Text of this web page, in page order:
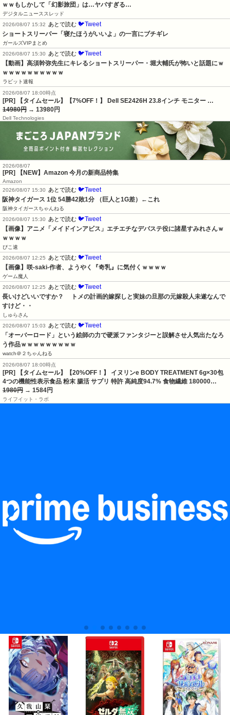
ｗｗもしかして「幻影旅団」は…ヤバすぎる…
デジタルニューススレッド
2026/08/07 15:32
あとで読む 🐦Tweet
ショートスリーパー「寝たほうがいいよ」の一言にブチギレ
ガールズVIPまとめ
2026/08/07 15:30
あとで読む 🐦Tweet
【動画】高須幹弥先生にキレるショートスリーパー・堀大輔氏が怖いと話題にｗ
ｗｗｗｗｗｗｗｗｗｗ
ラビット速報
2026/08/07 18:00時点
[PR] 【タイムセール】【7%OFF！】 Dell SE2426H 23.8インチ モニター …
14980円 → 13980円
Dell Technologies
2026/08/07
[PR] 【NEW】Amazon 今月の新商品特集
Amazon
2026/08/07 15:30
あとで読む 🐦Tweet
阪神タイガース 1位 54勝42敗1分 （巨人と1G差）←これ
阪神タイガースちゃんねる
2026/08/07 15:30
あとで読む 🐦Tweet
【画像】アニメ「メイドインアビス」エチエチなデバステ役に諸星すみれさんｗ
ｗｗｗｗ
ぴこ速
2026/08/07 12:25
あとで読む 🐦Tweet
【画像】咲-saki-作者、ようやく『奇乳』に気付くｗｗｗｗ
ゲーム魔人
2026/08/07 12:25
あとで読む 🐦Tweet
長いけどいいですか？     トメの計画的嫁探しと実妹の旦那の元嫁殺人未遂なんで
すけど・・
しゅらさん
2026/08/07 15:03
あとで読む 🐦Tweet
「オーバーロード」という絵師の力で硬派ファンタジーと誤解させ人気出たなろ
う作品ｗｗｗｗｗｗｗｗｗ
watch＠２ちゃんねる
2026/08/07 18:00時点
[PR] 【タイムセール】【20%OFF！】 イヌリンe BODY TREATMENT 6g×30包
4つの機能性表示食品 粉末 腸活 サプリ 特許 高純度94.7% 食物繊維 180000…
1980円 → 1584円
ライフイット・ラボ